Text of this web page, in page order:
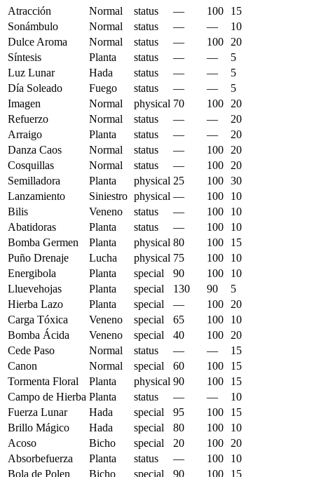
Atracción
Normal status — 100
15
Sonámbulo
Normal status — —
10
Dulce Aroma
Normal status — 100
20
Síntesis
Planta status — —
5
Luz Lunar
Hada status — —
5
Día Soleado
Fuego status — —
5
Imagen
Normal physical 70 100
20
Refuerzo
Normal status — —
20
Arraigo
Planta status — —
20
Danza Caos
Normal status — 100
20
Cosquillas
Normal status — 100
20
Semilladora
Planta physical 25 100 30
Lanzamiento
Siniestro physical — 100
10
Bilis
Veneno status — 100
10
Abatidoras
Planta status — 100
10
Bomba Germen
Planta physical 80 100
15
Puño Drenaje
Lucha physical 75 100
10
Energibola
Planta special 90 100
10
Lluevehojas
Planta special 130 90
5
Hierba Lazo
Planta special — 100
20
Carga Tóxica
Veneno special 65 100
10
Bomba Ácida
Veneno special 40 100
20
Cede Paso
Normal status — —
15
Canon
Normal special 60 100
15
Tormenta Floral
Planta physical 90 100
15
Campo de Hierba Planta status — —
10
Fuerza Lunar
Hada special 95 100
15
Brillo Mágico
Hada special 80 100
10
Acoso
Bicho special 20 100
20
Absorbefuerza
Planta status — 100
10
Bola de Polen
Bicho special 90 100 15